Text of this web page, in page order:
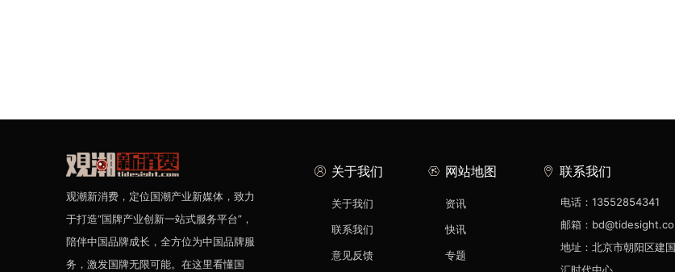
观潮新消费，定位国潮产业新媒体，致力
于打造“国牌产业创新一站式服务平台”，
陪伴中国品牌成长，全方位为中国品牌服
务，激发国牌无限可能。在这里看懂国
关于我们
关于我们
联系我们
意见反馈
网站地图
资讯
快讯
专题
联系我们
电话：13552854341
邮箱：
地址：北京市朝阳区建